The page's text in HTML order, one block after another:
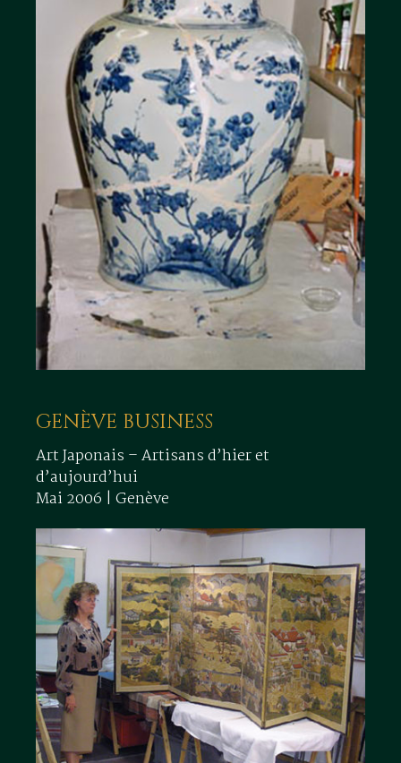
GENÈVE BUSINESS
Art Japonais – Artisans d’hier et
d’aujourd’hui
Mai 2006 | Genève